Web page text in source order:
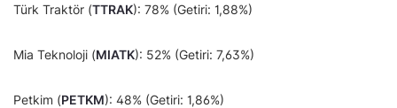
Türk Traktör (TTRAK): 78% (Getiri: 1,88%)
Mia Teknoloji (MIATK): 52% (Getiri: 7,63%)
Petkim (PETKM): 48% (Getiri: 1,86%)